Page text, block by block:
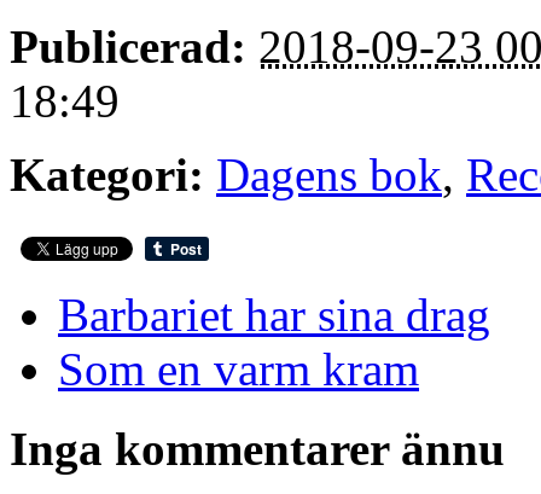
Publicerad: 2018-09-23
18:49
Kategori: Dagens bok,
Barbariet har sina drag
Som en varm kram
Inga kommentarer ännu